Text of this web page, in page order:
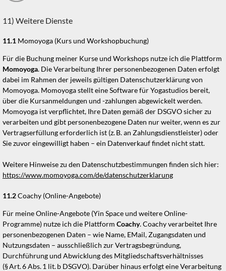
11) Weitere Dienste
11.1 Momoyoga (Kurs und Workshopbuchung)
Für die Buchung meiner Kurse und Workshops nutze ich die Plattform
Momoyoga. Die Verarbeitung Ihrer personenbezogenen Daten erfolgt
dabei im Rahmen der jeweils gültigen Datenschutzerklärung von
Momoyoga. Momoyogastellt eine Software für Yogastudios bereit,
über die Kursanmeldungen und -zahlungen abgewickelt werden.
Momoyoga ist verpflichtet, Ihre Daten gemäß der DSGVO sicher zu
verarbeiten und gibt personenbezogene Daten nur weiter, wenn es zur
Vertragserfüllung erforderlich ist (z. B. an Zahlungsdienstleister) oder
Sie zuvor eingewilligt haben – ein Datenverkauf findet nicht statt.
Weitere Hinweise zu den Datenschutzbestimmungen finden sich hier:
https://www.momoyoga.com/de/datenschutzerklarung
11.2Coachy (Online-Angebote)
Für meine Online-Angebote (Yin Space und weitere Online-
Programme) nutze ich die Plattform Coachy. Coachy verarbeitet Ihre
personenbezogenen Daten – wie Name, EMail, Zugangsdaten und
Nutzungsdaten – ausschließlich zur Vertragsbegründung,
Durchführung und Abwicklung des Mitgliedschaftsverhältnisses
(§ Art. 6 Abs. 1 lit. b DSGVO). Darüber hinaus erfolgt eine Verarbeitung